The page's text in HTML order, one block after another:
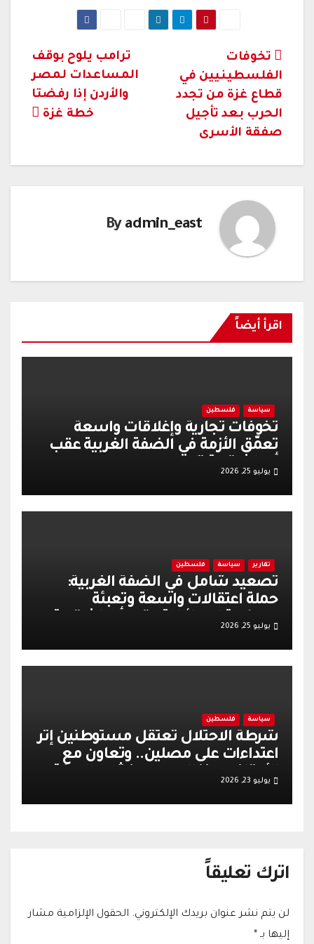
تصفّح
المقالات
ترامب يلوح بوقف
المساعدات لمصر
والأردن إذا رفضتا
خطة غزة
تخوفات
الفلسطينيين في
قطاع غزة من تجدد
الحرب بعد تأجيل
صفقة الأسرى
By admin_east
اقرأ أيضاً
سياسة فلسطين
تخوفات تجارية وإغلاقات واسعة
تعمّق الأزمة في الضفة الغربية عقب
أحداث قرية تل
يوليو 25, 2026
تقارير سياسة فلسطين
تصعيد شامل في الضفة الغربية:
حملة اعتقالات واسعة وتعبئة
عسكرية إسرائيلية عقب أحداث قرية
يوليو 25, 2026
سياسة فلسطين
شرطة الاحتلال تعتقل مستوطنين إثر
اعتداءات على مصلين.. وتعاون مع
الأوقاف يعزز الهدوء وينشط الحركة
يوليو 23, 2026
اترك تعليقاً
لن يتم نشر عنوان بريدك الإلكتروني. الحقول الإلزامية مشار
إليها بـ *